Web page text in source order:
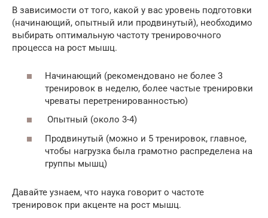
В зависимости от того, какой у вас уровень подготовки
(начинающий, опытный или продвинутый), необходимо
выбирать оптимальную частоту тренировочного
процесса на рост мышц.
Начинающий (рекомендовано не более 3
тренировок в неделю, более частые тренировки
чреваты перетренированностью)
Опытный (около 3-4)
Продвинутый (можно и 5 тренировок, главное,
чтобы нагрузка была грамотно распределена на
группы мышц)
Давайте узнаем, что наука говорит о частоте
тренировок при акценте на рост мышц.